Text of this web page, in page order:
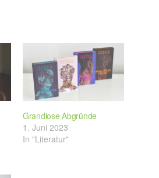
Grandiose Abgründe
1. Juni 2023
In "Literatur"